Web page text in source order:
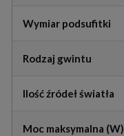
Wymiar podsufitki
Rodzaj gwintu
Ilość źródeł światła
Moc maksymalna (W)